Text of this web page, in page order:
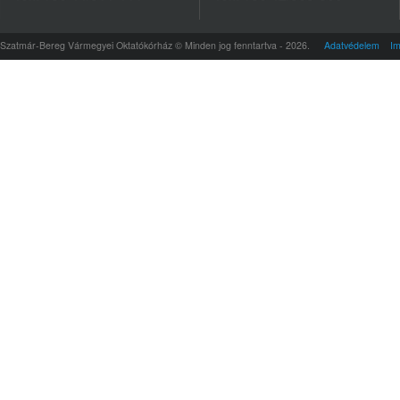
Bereg Vármegyei Oktatókórház © Minden jog fenntartva - 2026. Adatvédelem